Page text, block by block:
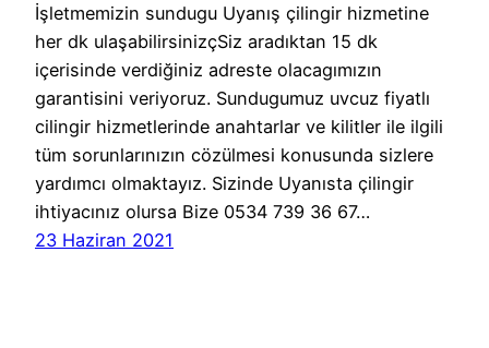
İşletmemizin sundugu Uyanış çilingir hizmetine
her dk ulaşabilirsinizçSiz aradıktan 15 dk
içerisinde verdiğiniz adreste olacagımızın
garantisini veriyoruz. Sundugumuz uvcuz fiyatlı
cilingir hizmetlerinde anahtarlar ve kilitler ile ilgili
tüm sorunlarınızın cözülmesi konusunda sizlere
yardımcı olmaktayız. Sizinde Uyanısta çilingir
ihtiyacınız olursa Bize 0534 739 36 67…
23 Haziran 2021